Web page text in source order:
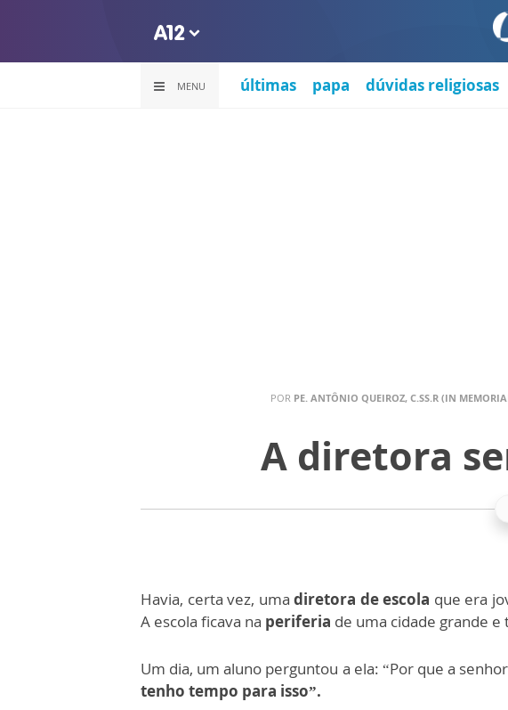
MENU últimas papa dúvidas religiosas
POR PE. ANTÔNIO QUEIROZ, C.SS.R (IN
A diretora
Havia, certa vez, umadiretora de escola que era
A escola ficava na periferia de uma cidade grande e
Um dia, um aluno perguntou a ela: “Por que a
tenho tempo para isso”.